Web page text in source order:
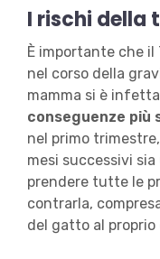
I rischi della
È importante che
nel corso della
mamma si è
conseguenze più
nel primo
mesi successivi sia
prendere tutte le
contrarla,
del gatto al proprio